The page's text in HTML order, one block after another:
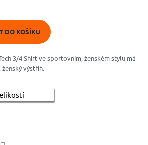
DO KOŠÍKU
3/4 Shirt ve sportovním, ženském stylu má
výstřih.